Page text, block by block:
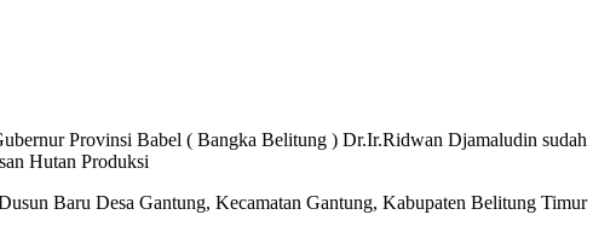
Provinsi Babel ( Bangka Belitung ) Dr.Ir.Ridwan Djamaludin sudah
Hutan Produksi
Baru Desa Gantung, Kecamatan Gantung, Kabupaten Belitung Timur